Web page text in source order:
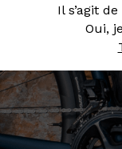
Il s’agit
Oui,